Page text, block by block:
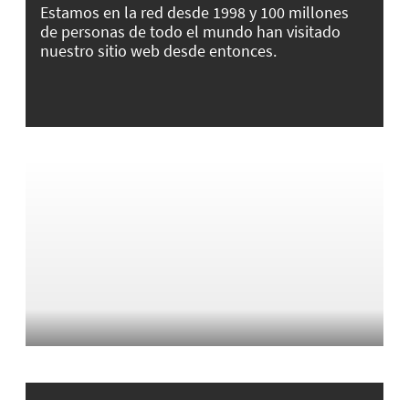
Estamos en la red desde 1998 y 100 millones
de personas de todo el mundo han visitado
nuestro sitio web desde entonces.